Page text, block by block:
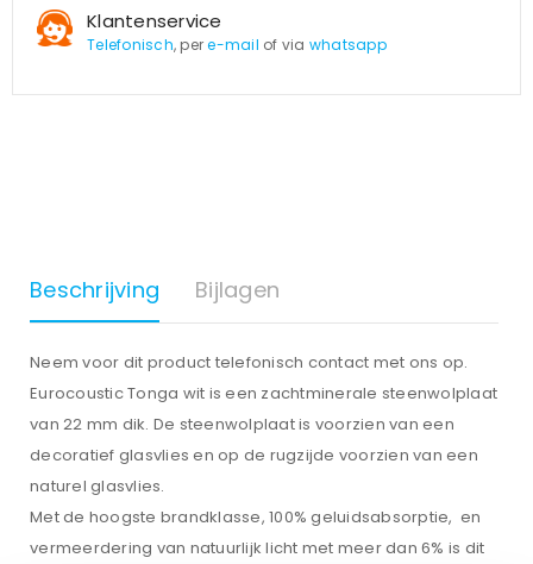
Klantenservice
Telefonisch, pere-mail of via whatsapp
Beschrijving Bijlagen
Neem voor dit product telefonisch contact met ons op.
Eurocoustic Tonga wit is een zachtminerale steenwolplaat
van 22 mm dik. De steenwolplaat is voorzien van een
decoratief glasvlies en op de rugzijde voorzien van een
naturel glasvlies.
Met de hoogste brandklasse, 100% geluidsabsorptie, en
vermeerdering van natuurlijk licht met meer dan 6% is dit